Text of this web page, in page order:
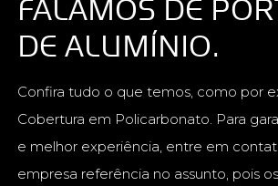
DE ALUMÍNIO.
Confira tudo o que temos, como por
Cobertura em Policarbonato. Para
e melhor experiência, entre em
empresa referência no assunto, pois